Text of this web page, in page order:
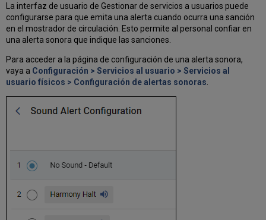
La interfaz de usuario de Gestionar de servicios a usuarios puede
configurarse para que emita una alerta cuando ocurra una sanción
en el mostrador de circulación. Esto permite al personal confiar en
una alerta sonora que indique las sanciones.
Para acceder a la página de configuración de una alerta sonora,
vaya a Configuración > Servicios al usuario > Servicios al
usuario físicos > Configuración de alertas sonoras